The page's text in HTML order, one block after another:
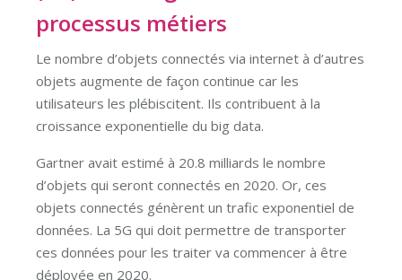
processus métiers
Le nombre d’objets connectés via internet à d’autres
objets augmente de façon continue car les
utilisateurs les plébiscitent. Ils contribuent à la
croissance exponentielle du big data.
Gartner avait estimé à 20.8 milliards le nombre
d’objets qui seront connectés en 2020. Or, ces
objets connectés génèrent un trafic exponentiel de
données. La 5G qui doit permettre de transporter
ces données pour les traiter va commencer à être
déployée en 2020.